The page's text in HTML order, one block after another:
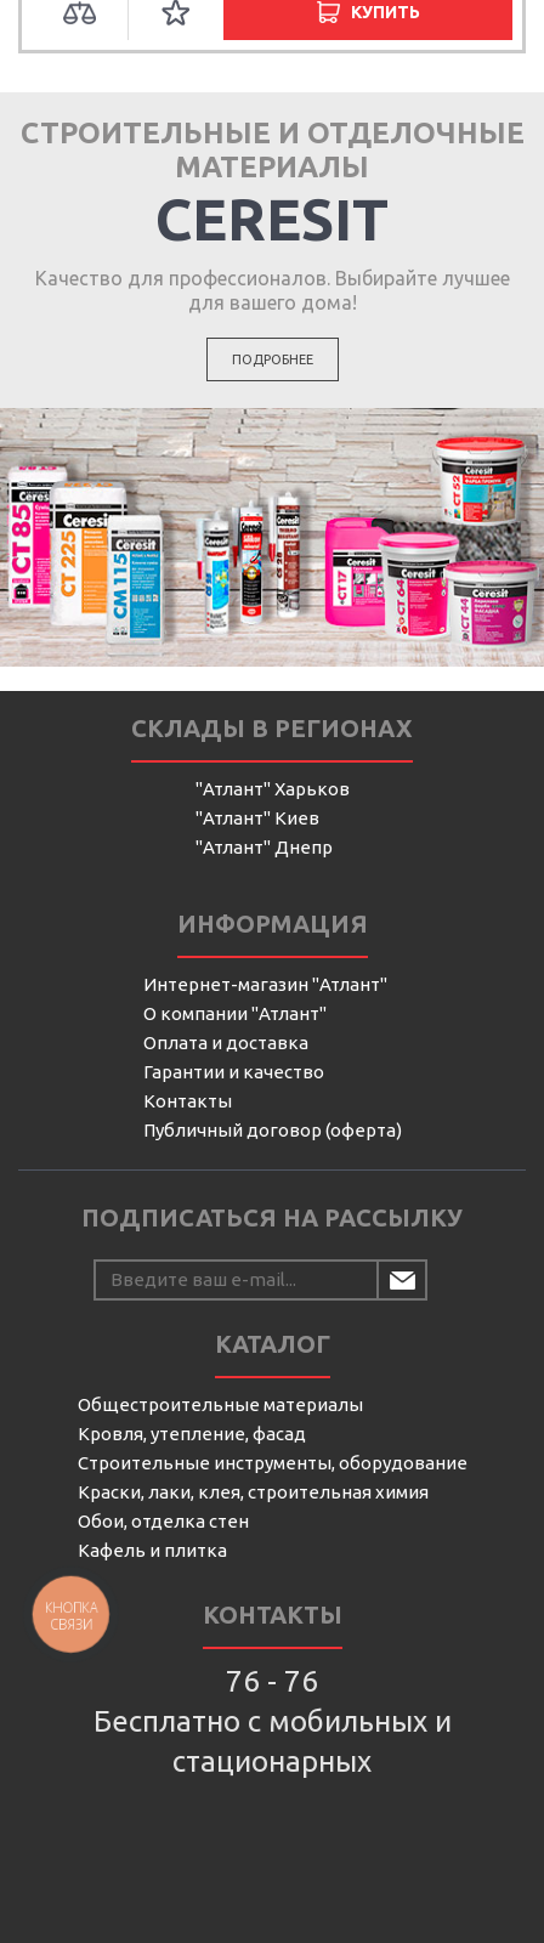
КУПИТЬ
СТРОИТЕЛЬНЫЕ И ОТДЕЛОЧНЫЕ
МАТЕРИАЛЫ
CERESIT
Качество для профессионалов. Выбирайте лучшее
для вашего дома!
ПОДРОБНЕЕ
СКЛАДЫ В РЕГИОНАХ
"Атлант" Харьков
"Атлант" Киев
"Атлант" Днепр
ИНФОРМАЦИЯ
Интернет-магазин "Атлант"
О компании "Атлант"
Оплата и доставка
Гарантии и качество
Контакты
Публичный договор (оферта)
ПОДПИСАТЬСЯ НА РАССЫЛКУ
КАТАЛОГ
Общестроительные материалы
Кровля, утепление, фасад
Строительные инструменты, оборудование
Краски, лаки, клея, строительная химия
Обои, отделка стен
Кафель и плитка
КОНТАКТЫ
76 - 76
Бесплатно с мобильных и
стационарных
КНОПКА
СВЯЗИ